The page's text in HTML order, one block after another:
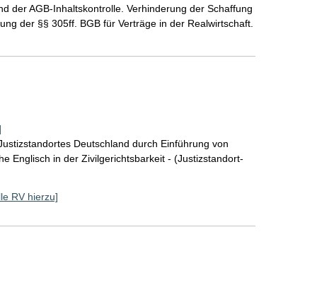
der AGB-Inhaltskontrolle. Verhinderung der Schaffung
der §§ 305ff. BGB für Verträge in der Realwirtschaft.
Deutschland durch Einführung von
Englisch in der Zivilgerichtsbarkeit - (Justizstandort-
RV hierzu]